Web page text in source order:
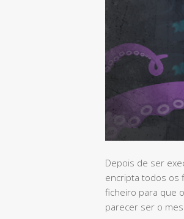
Depois de ser
encripta todos os
ficheiro para que
parecer ser o